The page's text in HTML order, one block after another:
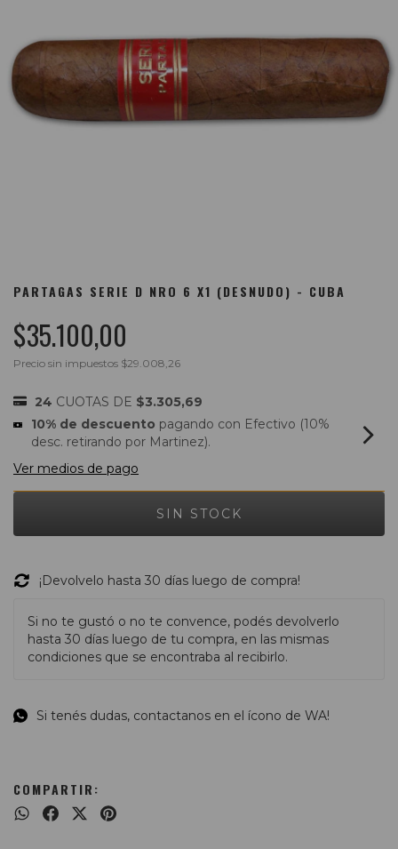
PARTAGAS SERIE D NRO 6 X1 (DESNUDO) - CUBA
$35.100,00
Precio sin impuestos $29.008,26
24 CUOTAS DE $3.305,69
10% de descuento pagando con Efectivo (10%
desc. retirando por Martinez).
Ver medios de pago
¡Devolvelo hasta 30 días luego de compra!
Si no te gustó o no te convence, podés devolverlo
hasta 30 días luego de tu compra, en las mismas
condiciones que se encontraba al recibirlo.
Si tenés dudas, contactanos en el ícono de WA!
COMPARTIR: